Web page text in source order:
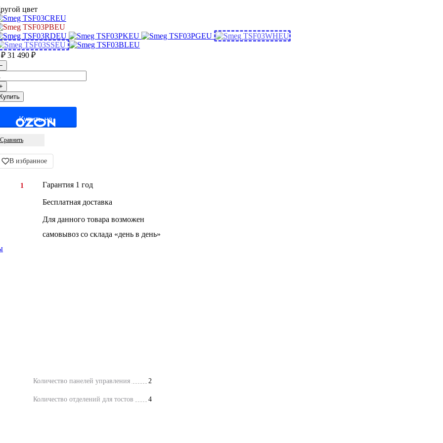
цвет
₽ 31 490 ₽
Купить на
Сравнить
В избранное
1 Гарантия 1 год
Бесплатная доставка
Для данного товара возможен
самовывоз со склада «день в день»
Количество панелей управления 2
Количество отделений для тостов 4